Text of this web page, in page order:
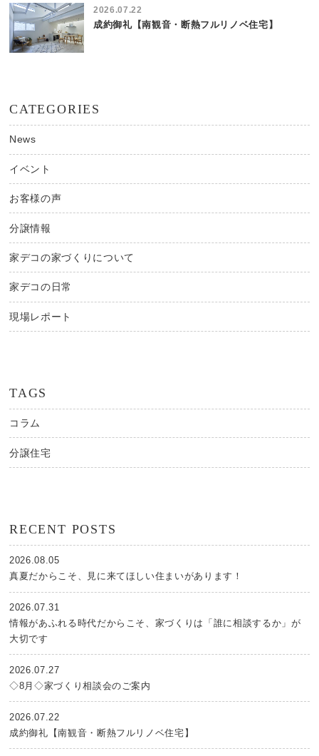
2026.07.22
成約御礼【南観音・断熱フルリノベ住宅】
CATEGORIES
News
イベント
お客様の声
分譲情報
家デコの家づくりについて
家デコの日常
現場レポート
TAGS
コラム
分譲住宅
RECENT POSTS
2026.08.05
真夏だからこそ、見に来てほしい住まいがあります！
2026.07.31
情報があふれる時代だからこそ、家づくりは「誰に相談するか」が
大切です
2026.07.27
◇8月◇家づくり相談会のご案内
2026.07.22
成約御礼【南観音・断熱フルリノベ住宅】